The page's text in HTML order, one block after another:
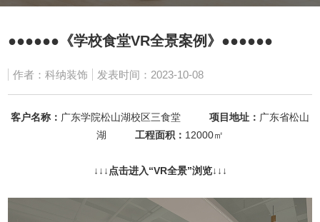
●●●●●●《学校食堂VR全景案例》●●●●●●
作者：科纳装饰 发表时间：2023-10-08
客户名称： 广东学院松山湖校区三食堂 项目地址： 广东省松山
湖
工程面积： 12000㎡
↓ ↓↓点击进入“VR全景”浏览↓↓↓